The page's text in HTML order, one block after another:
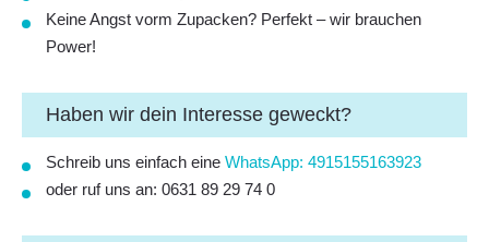
Keine Angst vorm Zupacken? Perfekt – wir brauchen
Power!
​​​​​​​Haben wir dein Interesse geweckt?
Schreib uns einfach eine WhatsApp: 4915155163923
oder ruf uns an: 0631 89 29 74 0